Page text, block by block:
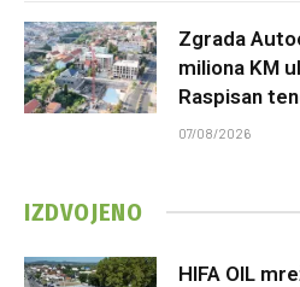
Zgrada
miliona KM
Raspisan
07/08/2026
IZDVOJENO
HIFA OIL